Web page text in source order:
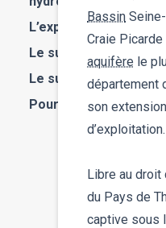
L’exploitation de la
Le suivi quantitatif de
Le suivi qualitatif de
Pour en savoir plus
Bassin
Craie Picarde
aquifère le
département
son
d’exploitation.
Libre au droit
du Pays de
captive sous